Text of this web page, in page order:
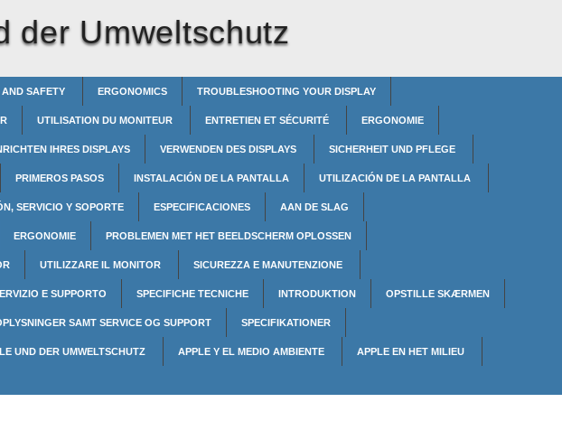
der Umweltschutz
SAFETY ERGONOMICS TROUBLESHOOTING YOUR DISPLAY
UTILISATION DU MONITEUR ENTRETIEN ET SÉCURITÉ ERGONOMIE
IHRES DISPLAYS VERWENDEN DES DISPLAYS SICHERHEIT UND PFLEGE
PRIMEROS PASOS INSTALACIÓN DE LA PANTALLA UTILIZACIÓN DE LA PANTALLA
SERVICIO Y SOPORTE ESPECIFICACIONES AAN DE SLAG
ERGONOMIE PROBLEMEN MET HET BEELDSCHERM OPLOSSEN
UTILIZZARE IL MONITOR SICUREZZA E MANUTENZIONE
E SUPPORTO SPECIFICHE TECNICHE INTRODUKTION OPSTILLE SKÆRMEN
SAMT SERVICE OG SUPPORT SPECIFIKATIONER
UND DER UMWELTSCHUTZ APPLE Y EL MEDIO AMBIENTE APPLE EN HET MILIEU